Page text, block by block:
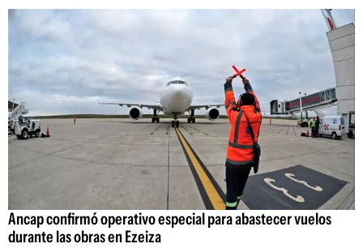
Ancap confirmó operativo especial para abastecer vuelos
durante las obras en Ezeiza